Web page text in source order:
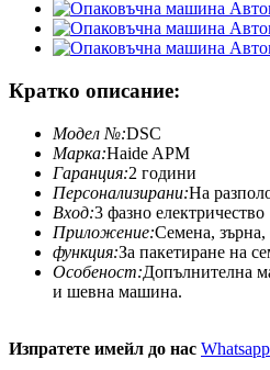
Кратко описание:
Модел №:DSC
Марка:Haide APM
Гаранция:2 години
Персонализирани:На
Вход:3 фазно електричество
Приложение:Семена, зърна,
функция:За пакетиране на
Особеност:Допълнителна
и шевна машина.
Изпратете имейл до нас Whatsapp